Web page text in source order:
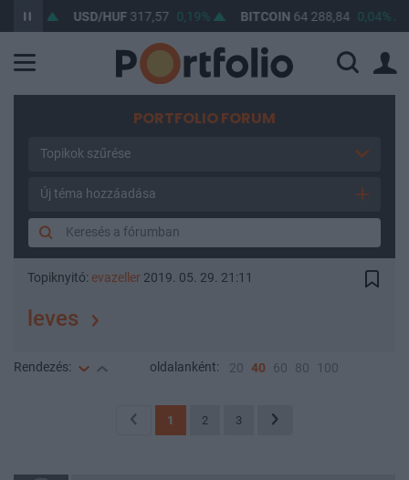
USD/HUF317,57 0,19% BITCOIN 64 288,84 0,04%
PORTFOLIO FORUM
Topikok szűrése
Új téma hozzáadása
Topiknyitó: evazeller 2019. 05. 29. 21:11
leves
Rendezés: oldalanként: 20 40 60 80 100
1 2 3